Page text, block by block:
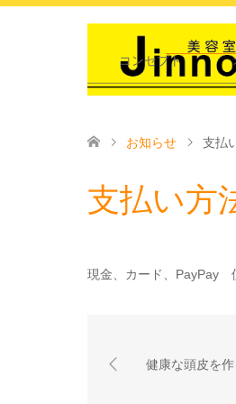
コンセプト
お知らせ 支払
支払い方
現金、カード、PayPay
健康な頭皮を